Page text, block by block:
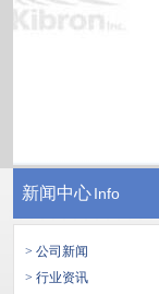
新闻中心Info
> 公司新闻
> 行业资讯